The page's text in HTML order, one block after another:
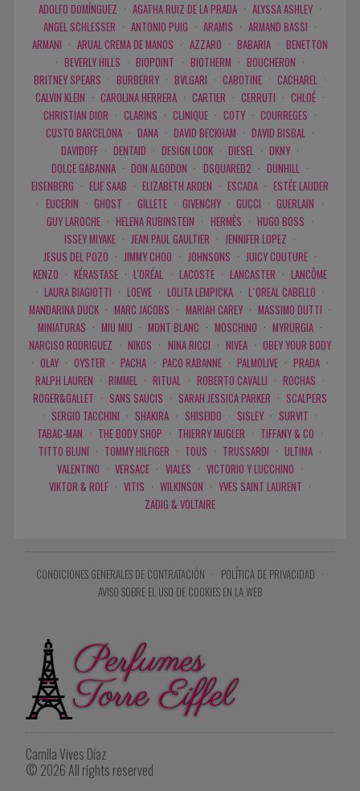
ADOLFO DOMÍNGUEZ · AGATHA RUIZ DE LA PRADA · ALYSSA ASHLEY ·
ANGEL SCHLESSER · ANTONIO PUIG · ARAMIS · ARMAND BASSI ·
ARMANI · ARUAL CREMA DE MANOS · AZZARO · BABARIA · BENETTON
· BEVERLY HILLS · BIOPOINT · BIOTHERM · BOUCHERON ·
BRITNEY SPEARS · BURBERRY · BVLGARI · CABOTINE · CACHAREL ·
CALVIN KLEIN · CAROLINA HERRERA · CARTIER · CERRUTI · CHLOÉ ·
CHRISTIAN DIOR · CLARINS · CLINIQUE · COTY · COURREGES ·
CUSTO BARCELONA · DANA · DAVID BECKHAM · DAVID BISBAL ·
DAVIDOFF · DENTAID · DESIGN LOOK · DIESEL · DKNY ·
DOLCE GABANNA · DON ALGODON · DSQUARED2 · DUNHILL ·
EISENBERG · ELIE SAAB · ELIZABETH ARDEN · ESCADA · ESTÉE LAUDER
· EUCERIN · GHOST · GILLETE · GIVENCHY · GUCCI · GUERLAIN ·
GUY LAROCHE · HELENA RUBINSTEIN · HERMÈS · HUGO BOSS ·
ISSEY MIYAKE · JEAN PAUL GAULTIER · JENNIFER LOPEZ ·
JESUS DEL POZO · JIMMY CHOO · JOHNSONS · JUICY COUTURE ·
KENZO · KÉRASTASE · L'ORÉAL · LACOSTE · LANCASTER · LANCÔME
· LAURA BIAGIOTTI · LOEWE · LOLITA LEMPICKA · L`OREAL CABELLO ·
MANDARINA DUCK · MARC JACOBS · MARIAH CAREY · MASSIMO DUTTI ·
MINIATURAS · MIU MIU · MONT BLANC · MOSCHINO · MYRURGIA ·
NARCISO RODRIGUEZ · NIKOS · NINA RICCI · NIVEA · OBEY YOUR BODY
· OLAY · OYSTER · PACHA · PACO RABANNE · PALMOLIVE · PRADA ·
RALPH LAUREN · RIMMEL · RITUAL · ROBERTO CAVALLI · ROCHAS ·
ROGER&GALLET · SANS SAUCIS · SARAH JESSICA PARKER · SCALPERS
· SERGIO TACCHINI · SHAKIRA · SHISEIDO · SISLEY · SURVIT ·
TABAC-MAN · THE BODY SHOP · THIERRY MUGLER · TIFFANY & CO ·
TITTO BLUNI · TOMMY HILFIGER · TOUS · TRUSSARDI · ULTIMA ·
VALENTINO · VERSACE · VIALES · VICTORIO Y LUCCHINO ·
VIKTOR & ROLF · VITIS · WILKINSON · YVES SAINT LAURENT ·
ZADIG & VOLTAIRE
CONDICIONES GENERALES DE CONTRATACIÓN · POLÍTICA DE PRIVACIDAD ·
AVISO SOBRE EL USO DE COOKIES EN LA WEB
Camila Vives Díaz
© 2026 All rights reserved